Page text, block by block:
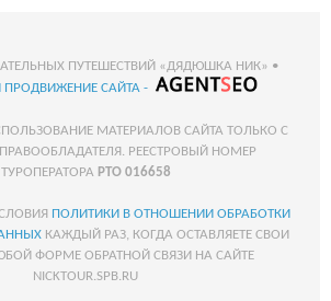
ПУТЕШЕСТВИЙ «ДЯДЮШКА НИК» •
ПРОДВИЖЕНИЕ САЙТА -
МАТЕРИАЛОВ САЙТА ТОЛЬКО С
РЕЕСТРОВЫЙ НОМЕР
ТУРОПЕРАТОРА РТО 016658
ПОЛИТИКИ В ОТНОШЕНИИ ОБРАБОТКИ
КАЖДЫЙ РАЗ, КОГДА ОСТАВЛЯЕТЕ СВОИ
ФОРМЕ ОБРАТНОЙ СВЯЗИ НА САЙТЕ
NICKTOUR.SPB.RU